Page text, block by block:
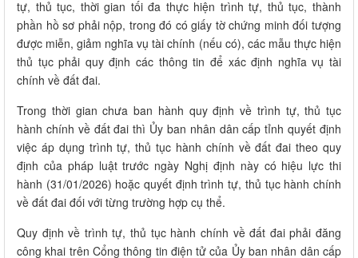
tự, thủ tục, thời gian tối đa thực hiện trình tự, thủ tục, thành
phần hồ sơ phải nộp, trong đó có giấy tờ chứng minh đối tượng
được miễn, giảm nghĩa vụ tài chính (nếu có), các mẫu thực hiện
thủ tục phải quy định các thông tin để xác định nghĩa vụ tài
chính về đất đai.
Trong thời gian chưa ban hành quy định về trình tự, thủ tục
hành chính về đất đai thì Ủy ban nhân dân cấp tỉnh quyết định
việc áp dụng trình tự, thủ tục hành chính về đất đai theo quy
định của pháp luật trước ngày Nghị định này có hiệu lực thi
hành (31/01/2026) hoặc quyết định trình tự, thủ tục hành chính
về đất đai đối với từng trường hợp cụ thể.
Quy định về trình tự, thủ tục hành chính về đất đai phải đăng
công khai trên Cổng thông tin điện tử của Ủy ban nhân dân cấp